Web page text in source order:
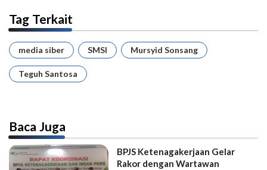
Tag Terkait
media siber SMSI Mursyid Sonsang
Teguh Santosa
Baca Juga
BPJS Ketenagakerjaan Gelar
Rakor dengan Wartawan